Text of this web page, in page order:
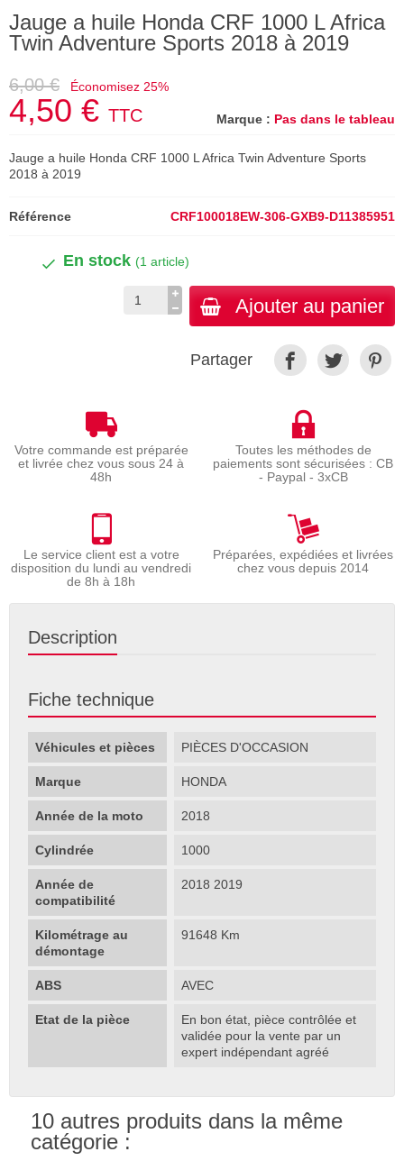
Jauge a huile Honda CRF 1000 L Africa
Twin Adventure Sports 2018 à 2019
Marque : Pas dans le tableau
6,00 € Économisez 25%
4,50 € TTC
Jauge a huile Honda CRF 1000 L Africa Twin Adventure Sports
2018 à 2019
Référence CRF100018EW-306-GXB9-D11385951
En stock (1 article)
Ajouter au panier
Partager
Votre commande est préparée
et livrée chez vous sous 24 à
48h
Toutes les méthodes de
paiements sont sécurisées : CB
- Paypal - 3xCB
Le service client est a votre
disposition du lundi au vendredi
de 8h à 18h
Préparées, expédiées et livrées
chez vous depuis 2014
Description
Fiche technique
Véhicules et pièces PIÈCES D'OCCASION
Marque HONDA
Année de la moto 2018
Cylindrée 1000
Année de
compatibilité
2018 2019
Kilométrage au
démontage
91648 Km
ABS AVEC
Etat de la pièce
En bon état, pièce contrôlée et
validée pour la vente par un
expert indépendant agréé
10 autres produits dans la même
catégorie :